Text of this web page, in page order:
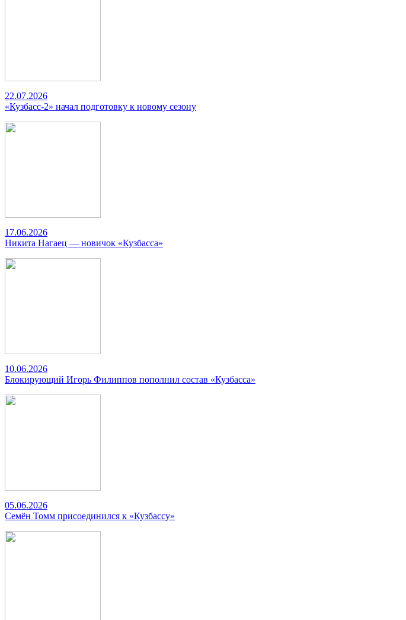
22.07.2026
«Кузбасс-2» начал подготовку к новому сезону
17.06.2026
Никита Нагаец — новичок «Кузбасса»
10.06.2026
Блокирующий Игорь Филиппов пополнил состав «Кузбасса»
05.06.2026
Семён Томм присоединился к «Кузбассу»